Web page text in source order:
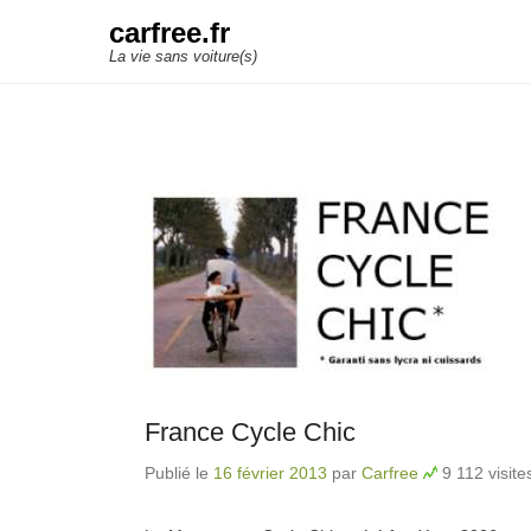
carfree.fr
La vie sans voiture(s)
France Cycle Chic
Publié le 16 février 2013 par Carfree 9 112